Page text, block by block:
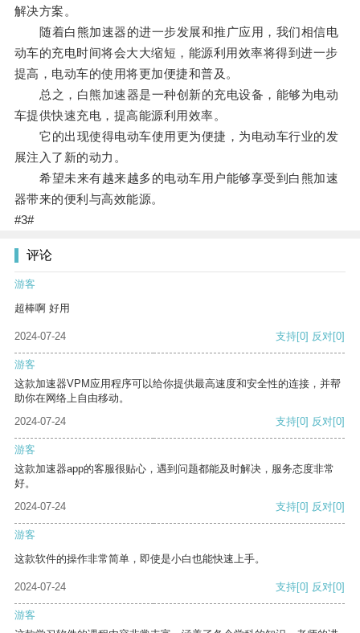
解决方案。
随着白熊加速器的进一步发展和推广应用，我们相信电
动车的充电时间将会大大缩短，能源利用效率将得到进一步
提高，电动车的使用将更加便捷和普及。
总之，白熊加速器是一种创新的充电设备，能够为电动
车提供快速充电，提高能源利用效率。
它的出现使得电动车使用更为便捷，为电动车行业的发
展注入了新的动力。
希望未来有越来越多的电动车用户能够享受到白熊加速
器带来的便利与高效能源。
#3#
评论
游客
超棒啊 好用
2024-07-24 支持[0] 反对[0]
游客
这款加速器VPM应用程序可以给你提供最高速度和安全性的连接，并帮
助你在网络上自由移动。
2024-07-24
支持[0] 反对[0]
游客
这款加速器app的客服很贴心，遇到问题都能及时解决，服务态度非常
好。
2024-07-24
支持[0] 反对[0]
游客
这款软件的操作非常简单，即使是小白也能快速上手。
2024-07-24 支持[0] 反对[0]
游客